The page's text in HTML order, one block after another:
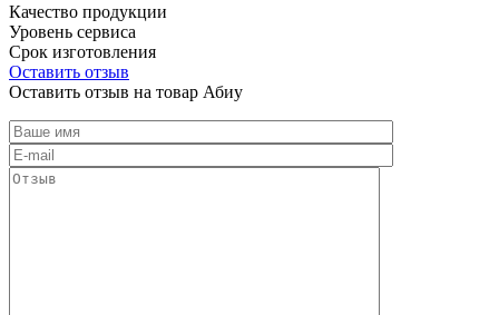
Качество продукции
Уровень сервиса
Срок изготовления
Оставить отзыв
Оставить отзыв на товар Абиу